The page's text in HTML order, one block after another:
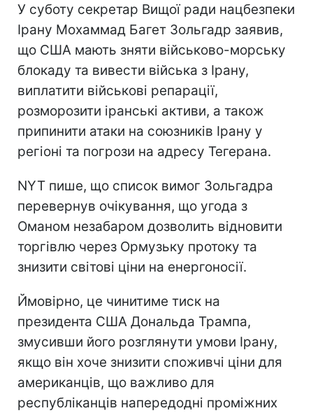
У суботу секретар Вищої ради нацбезпеки
Ірану Мохаммад Багет Зольгадр заявив,
що США мають зняти військово-морську
блокаду та вивести війська з Ірану,
виплатити військові репарації,
розморозити іранські активи, а також
припинити атаки на союзників Ірану у
регіоні та погрози на адресу Тегерана.
NYT пише, що список вимог Зольгадра
перевернув очікування, що угода з
Оманом незабаром дозволить відновити
торгівлю через Ормузьку протоку та
знизити світові ціни на енергоносії.
Ймовірно, це чинитиме тиск на
президента США Дональда Трампа,
змусивши його розглянути умови Ірану,
якщо він хоче знизити споживчі ціни для
американців, що важливо для
республіканців напередодні проміжних